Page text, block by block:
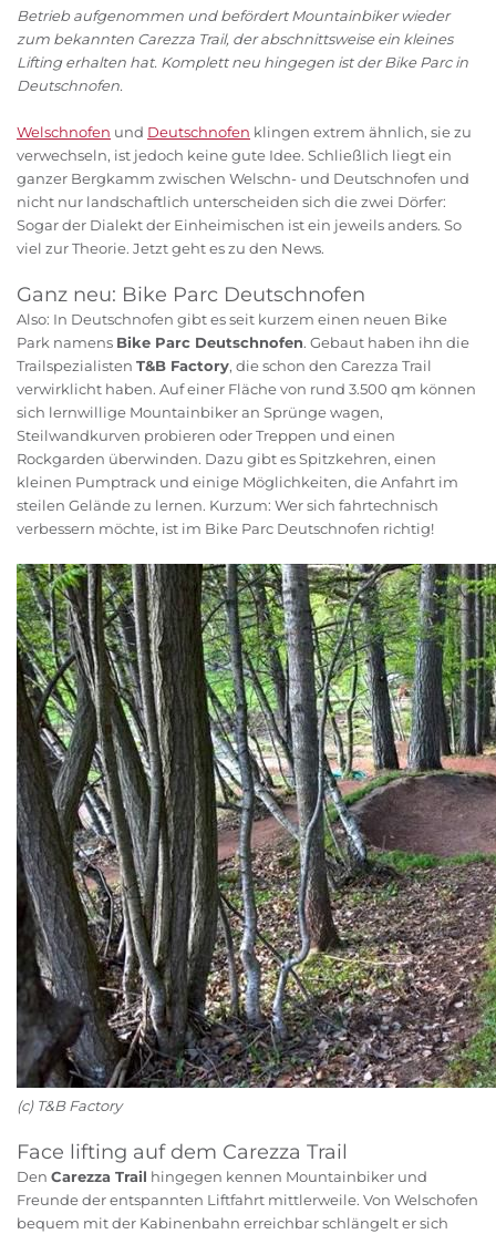
Betrieb aufgenommen und befördert Mountainbiker wieder
zum bekannten Carezza Trail, der abschnittsweise ein kleines
Lifting erhalten hat. Komplett neu hingegen ist der Bike Parc in
Deutschnofen.
Welschnofen und Deutschnofen klingen extrem ähnlich, sie zu
verwechseln, ist jedoch keine gute Idee. Schließlich liegt ein
ganzer Bergkamm zwischen Welschn- und Deutschnofen und
nicht nur landschaftlich unterscheiden sich die zwei Dörfer:
Sogar der Dialekt der Einheimischen ist ein jeweils anders. So
viel zur Theorie. Jetzt geht es zu den News.
Ganz neu: Bike Parc Deutschnofen
Also: In Deutschnofen gibt es seit kurzem einen neuen Bike
Park namens Bike Parc Deutschnofen. Gebaut haben ihn die
Trailspezialisten T&B Factory, die schon den Carezza Trail
verwirklicht haben. Auf einer Fläche von rund 3.500 qm können
sich lernwillige Mountainbiker an Sprünge wagen,
Steilwandkurven probieren oder Treppen und einen
Rockgarden überwinden. Dazu gibt es Spitzkehren, einen
kleinen Pumptrack und einige Möglichkeiten, die Anfahrt im
steilen Gelände zu lernen. Kurzum: Wer sich fahrtechnisch
verbessern möchte, ist im Bike Parc Deutschnofen richtig!
(c) T&B Factory
Face lifting auf dem Carezza Trail
Den Carezza Trail hingegen kennen Mountainbiker und
Freunde der entspannten Liftfahrt mittlerweile. Von Welschofen
bequem mit der Kabinenbahn erreichbar schlängelt er sich